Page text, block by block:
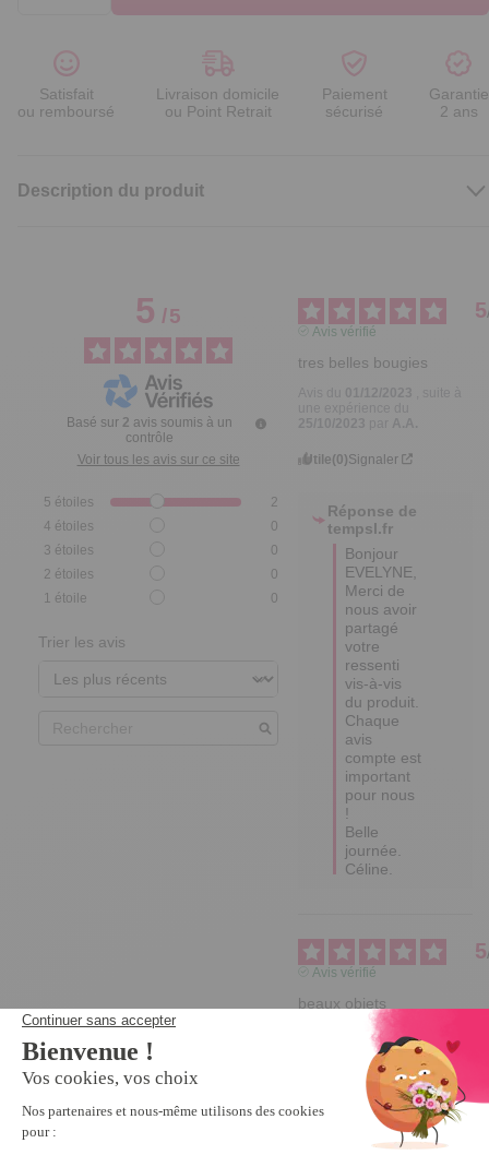
Satisfait
ou remboursé
Livraison domicile
ou Point Retrait
Paiement
sécurisé
Garantie
2 ans
Description du produit
5/5
Basé sur 2 avis soumis à un
contrôle
Voir tous les avis sur ce site
5 étoiles
2
4 étoiles
0
3 étoiles
0
2 étoiles
0
1 étoile 0
Trier les avis
5
Avis vérifié
tres belles bougies
01/12/2023
une expérience du
25/10/2023
par A.A.
Utile(0)Signaler
Réponse de
tempsl.fr
Bonjour
EVELYNE,
Merci de
nous avoir
partagé
votre
ressenti
vis-à-vis
du produit.
Chaque
avis
compte est
important
pour nous
!
Belle
journée.
Céline.
5
Avis vérifié
beaux objets
11/01/2019
une expérience du
par A.A.
Signaler